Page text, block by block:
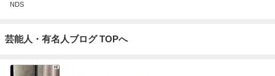
NDS
芸能人・有名人ブログ TOPへ